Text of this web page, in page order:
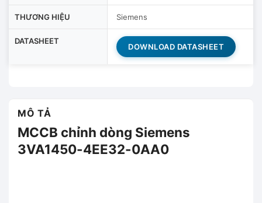
THƯƠNG HIỆU Siemens
DATASHEET
DOWNLOAD DATASHEET
MÔ TẢ
MCCB chỉnh dòng Siemens
3VA1450-4EE32-0AA0